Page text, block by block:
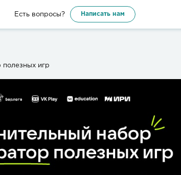
Есть вопросы? Написать нам
полезных игр